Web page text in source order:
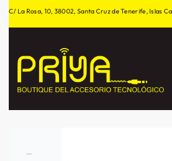
C/ La Rosa, 10, 38002, Santa Cruz de Tenerife, Islas